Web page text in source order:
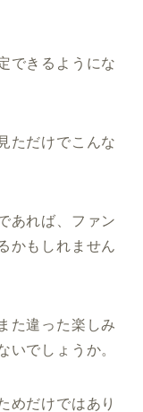
できるようにな
ただけでこんな
あれば、ファン
かもしれません
た違った楽しみ
いでしょうか。
めだけではあり